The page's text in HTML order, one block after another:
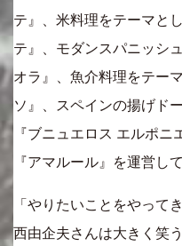
テ』、米料理をテーマと
テ』、モダンスパニッシ
オラ』、魚介料理をテー
ソ』、スペインの揚げド
『ブニュエロス エルポ
『アマルール』を運営し
「やりたいことをやって
西由企夫さんは大きく笑